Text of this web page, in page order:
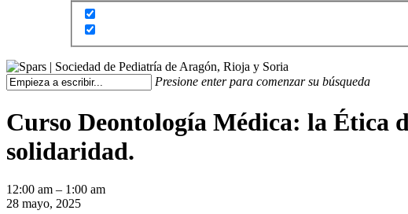
Presione enter para comenzar su búsqueda
Curso Deontología Médica: la Ética
solidaridad.
Curso
Deontología
12:00 am – 1:00 am
28 mayo, 2025